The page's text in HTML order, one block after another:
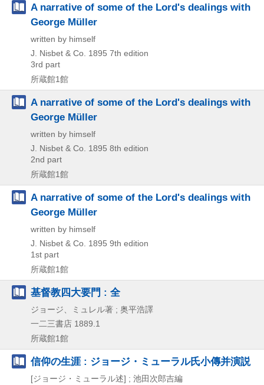
A narrative of some of the Lord's dealings with
George Müller
written by himself
J. Nisbet & Co. 1895 7th edition
3rd part
所蔵館1館
A narrative of some of the Lord's dealings with
George Müller
written by himself
J. Nisbet & Co. 1895 8th edition
2nd part
所蔵館1館
A narrative of some of the Lord's dealings with
George Müller
written by himself
J. Nisbet & Co. 1895 9th edition
1st part
所蔵館1館
基督教四大要門 : 全
ジョージ、ミュレル著 ; 奥平浩譯
一二三書店 1889.1
所蔵館1館
信仰の生涯 : ジョージ・ミューラル氏小傳并演説
[ジョージ・ミューラル述] ; 池田次郎吉編